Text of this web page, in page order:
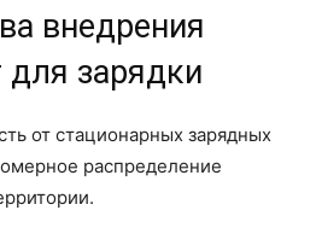
внедрения
зарядки
от стационарных зарядных
распределение